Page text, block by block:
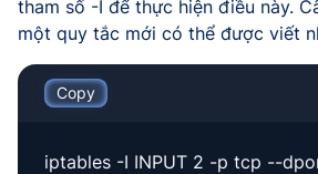
tham số -I để thực hiện điều này.
một quy tắc mới có thể được viết
Copy
iptables -I INPUT 2 -p tcp --